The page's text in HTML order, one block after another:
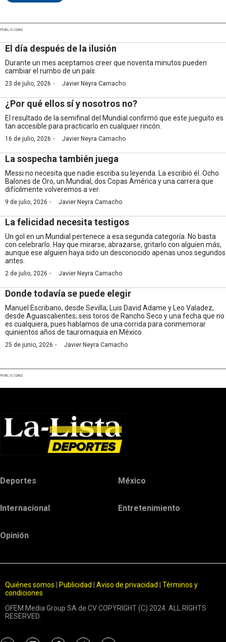
PUBLICIDAD
El día después de la ilusión
Durante un mes aceptamos creer que noventa minutos pueden
cambiar el rumbo de un país.
23 de julio, 2026 · Javier Neyra Camacho
¿Por qué ellos sí y nosotros no?
El resultado de la semifinal del Mundial confirmó que este jueguito es
tan accesible para practicarlo en cualquier rincón.
16 de julio, 2026 · Javier Neyra Camacho
La sospecha también juega
Messi no necesita que nadie escriba su leyenda. La escribió él. Ocho
Balones de Oro, un Mundial, dos Copas América y una carrera que
difícilmente volveremos a ver.
9 de julio, 2026 · Javier Neyra Camacho
La felicidad necesita testigos
Un gol en un Mundial pertenece a esa segunda categoría. No basta
con celebrarlo. Hay que mirarse, abrazarse, gritarlo con alguien más,
aunque ese alguien haya sido un desconocido apenas unos segundos
antes.
2 de julio, 2026 · Javier Neyra Camacho
Donde todavía se puede elegir
Manuel Escribano, desde Sevilla; Luis David Adame y Leo Valadez,
desde Aguascalientes; seis toros de Rancho Seco y una fecha que no
es cualquiera, pues hablamos de una corrida para conmemorar
quinientos años de tauromaquia en México.
25 de junio, 2026 · Javier Neyra Camacho
PUBLICIDAD
Deportes México
Internacional Entretenimiento
Opinión
Quiénes somos Publicidad Aviso de privacidad
Términos y
condiciones
OFEM Media Group SA de CV COPYRIGHT (C) 2024. ALL RIGHTS
RESERVED.